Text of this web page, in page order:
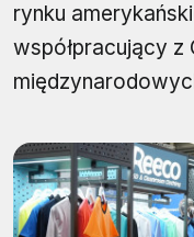
rynku
współpracujący z